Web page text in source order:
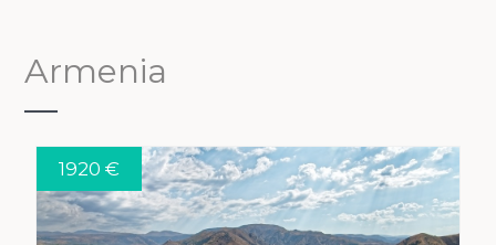
Armenia
1920 €